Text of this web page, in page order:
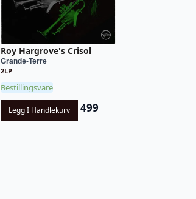
Roy Hargrove's Crisol
Grande-Terre
2LP
Bestillingsvare
Legg I Handlekurv 499